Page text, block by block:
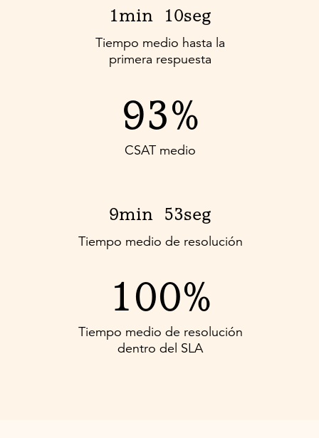
1min 10seg
Tiempo medio hasta la
primera respuesta
93%
CSAT medio
9min 53seg
Tiempo medio de resolución
100%
Tiempo medio de resolución
dentro del SLA